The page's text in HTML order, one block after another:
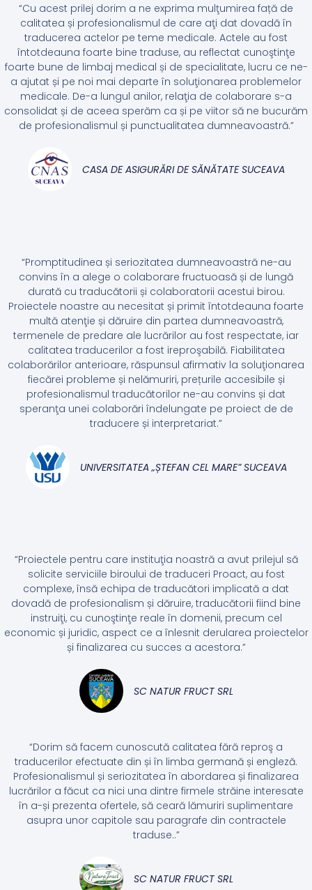
“Cu acest prilej dorim a ne exprima mulţumirea față de
calitatea și profesionalismul de care aţi dat dovadă în
traducerea actelor pe teme medicale. Actele au fost
întotdeauna foarte bine traduse, au reflectat cunoştinţe
foarte bune de limbaj medical și de specialitate, lucru ce ne-
a ajutat și pe noi mai departe în soluţionarea problemelor
medicale. De-a lungul anilor, relaţia de colaborare s-a
consolidat și de aceea sperăm ca și pe viitor să ne bucurăm
de profesionalismul și punctualitatea dumneavoastră.”
CASA DE ASIGURĂRI DE SĂNĂTATE SUCEAVA
“Promptitudinea și seriozitatea dumneavoastră ne-au
convins în a alege o colaborare fructuoasă și de lungă
durată cu traducătorii și colaboratorii acestui birou.
Proiectele noastre au necesitat și primit întotdeauna foarte
multă atenţie și dăruire din partea dumneavoastră,
termenele de predare ale lucrărilor au fost respectate, iar
calitatea traducerilor a fost ireproşabilă. Fiabilitatea
colaborărilor anterioare, răspunsul afirmativ la soluţionarea
fiecărei probleme și nelămuriri, prețurile accesibile și
profesionalismul traducătorilor ne-au convins și dat
speranţa unei colaborări îndelungate pe proiect de de
traducere și interpretariat.”
UNIVERSITATEA „ȘTEFAN CEL MARE” SUCEAVA
“Proiectele pentru care instituţia noastră a avut prilejul să
solicite serviciile biroului de traduceri Proact, au fost
complexe, însă echipa de traducători implicată a dat
dovadă de profesionalism și dăruire, traducătorii fiind bine
instruiţi, cu cunoştinţe reale în domenii, precum cel
economic și juridic, aspect ce a înlesnit derularea proiectelor
și finalizarea cu succes a acestora.”
SC NATUR FRUCT SRL
“Dorim să facem cunoscută calitatea fără reproş a
traducerilor efectuate din și în limba germană și engleză.
Profesionalismul și seriozitatea în abordarea și finalizarea
lucrărilor a făcut ca nici una dintre firmele străine interesate
în a-și prezenta ofertele, să ceară lămuriri suplimentare
asupra unor capitole sau paragrafe din contractele
traduse..”
SC NATUR FRUCT SRL